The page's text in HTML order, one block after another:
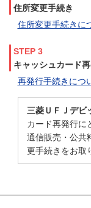
住所変更手続き
住所変更手続きに
STEP 3
キャッシュカード
再発行手続きにつ
三菱ＵＦＪデビ
カード再発行に
通信販売・公共
更手続きをお取